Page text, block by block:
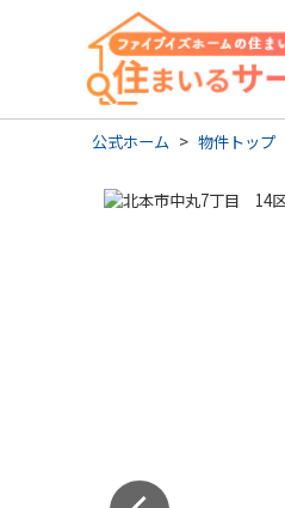
公式ホーム > 物件トップ